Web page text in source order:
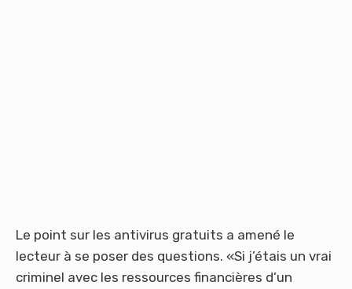
Le point sur les antivirus gratuits a amené le
lecteur à se poser des questions. «Si j’étais un vrai
criminel avec les ressources financières d’un